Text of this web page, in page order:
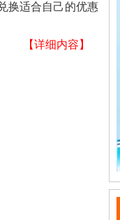
换适合自己的优惠
【详细内容】